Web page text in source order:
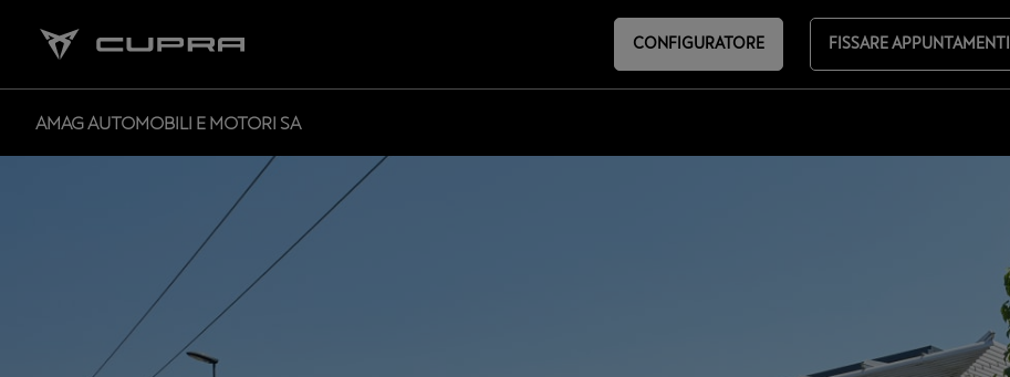
CONFIGURATORE FISSARE APPUNTAMENTI
AMAG AUTOMOBILI E MOTORI SA